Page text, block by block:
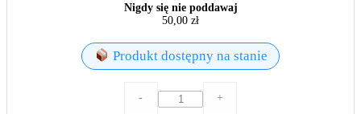
Nigdy się nie poddawaj
50,00 zł
Produkt dostępny na stanie
-
Nigdy
+